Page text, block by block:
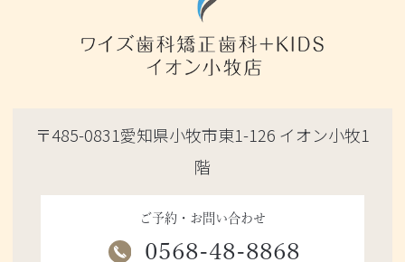
〒485-0831愛知県小牧市東1-126 イオン小牧1
階
ご予約・お問い合わせ
0568-48-8868